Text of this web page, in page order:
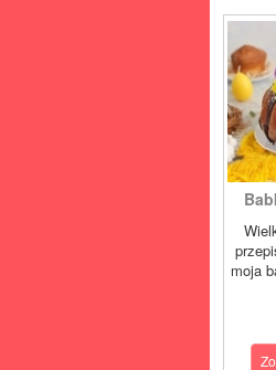
moja